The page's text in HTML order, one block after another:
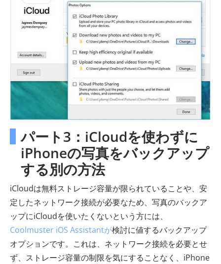
パート3：iCloudを使わずに
iPhoneの写真をバックアップ
する別の方法
iCloudは無料ストレージ容量が限られていることや、安
定したネットワーク接続が必要なため、写真のバックア
ップにiCloudを使いたくないという方には、
Coolmuster iOS Assistantが検討に値するバックアップ
オプションです。これは、ネットワーク接続を必要とせ
ず、ストレージ容量の制限を気にすることなく、iPhone